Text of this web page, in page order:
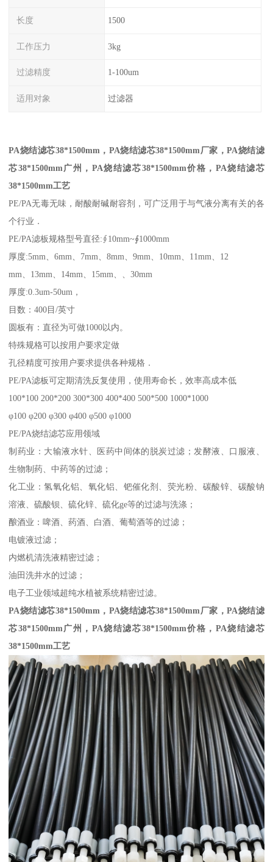
长度 1500
工作压力 3kg
过滤精度 1-100um
适用对象 过滤器
PA烧结滤芯38*1500mm， PA烧结滤芯38*1500mm厂家，PA烧结滤
芯38*1500mm广州， PA烧结滤芯38*1500mm价格， PA烧结滤芯
38*1500mm工艺
PE/PA无毒无味，耐酸耐碱耐容剂，可广泛用于与气液分离有关的各
个行业．
PE/PA滤板规格型号直径:∮10mm~∮1000mm
厚度:5mm、6mm、7mm、8mm、9mm、10mm、11mm、12
mm、13mm、14mm、15mm、、30mm
厚度:0.3um-50um，
目数：400目/英寸
圆板有：直径为可做1000以内。
特殊规格可以按用户要求定做
孔径精度可按用户要求提供各种规格．
PE/PA滤板可定期清洗反复使用，使用寿命长，效率高成本低
100*100 200*200 300*300 400*400 500*500 1000*1000
φ100 φ200 φ300 φ400 φ500 φ1000
PE/PA烧结滤芯应用领域
制药业：大输液水针、医药中间体的脱炭过滤；发酵液、口服液、
生物制药、中药等的过滤；
化工业：氢氧化铝、氧化铝、钯催化剂、荧光粉、碳酸锌、碳酸钠
溶液、硫酸钡、硫化锌、硫化ge等的过滤与洗涤；
酿酒业：啤酒、药酒、白酒、葡萄酒等的过滤；
电镀液过滤；
内燃机清洗液精密过滤；
油田洗井水的过滤；
电子工业领域超纯水植被系统精密过滤。
PA烧结滤芯38*1500mm， PA烧结滤芯38*1500mm厂家，PA烧结滤
芯38*1500mm广州， PA烧结滤芯38*1500mm价格， PA烧结滤芯
38*1500mm工艺